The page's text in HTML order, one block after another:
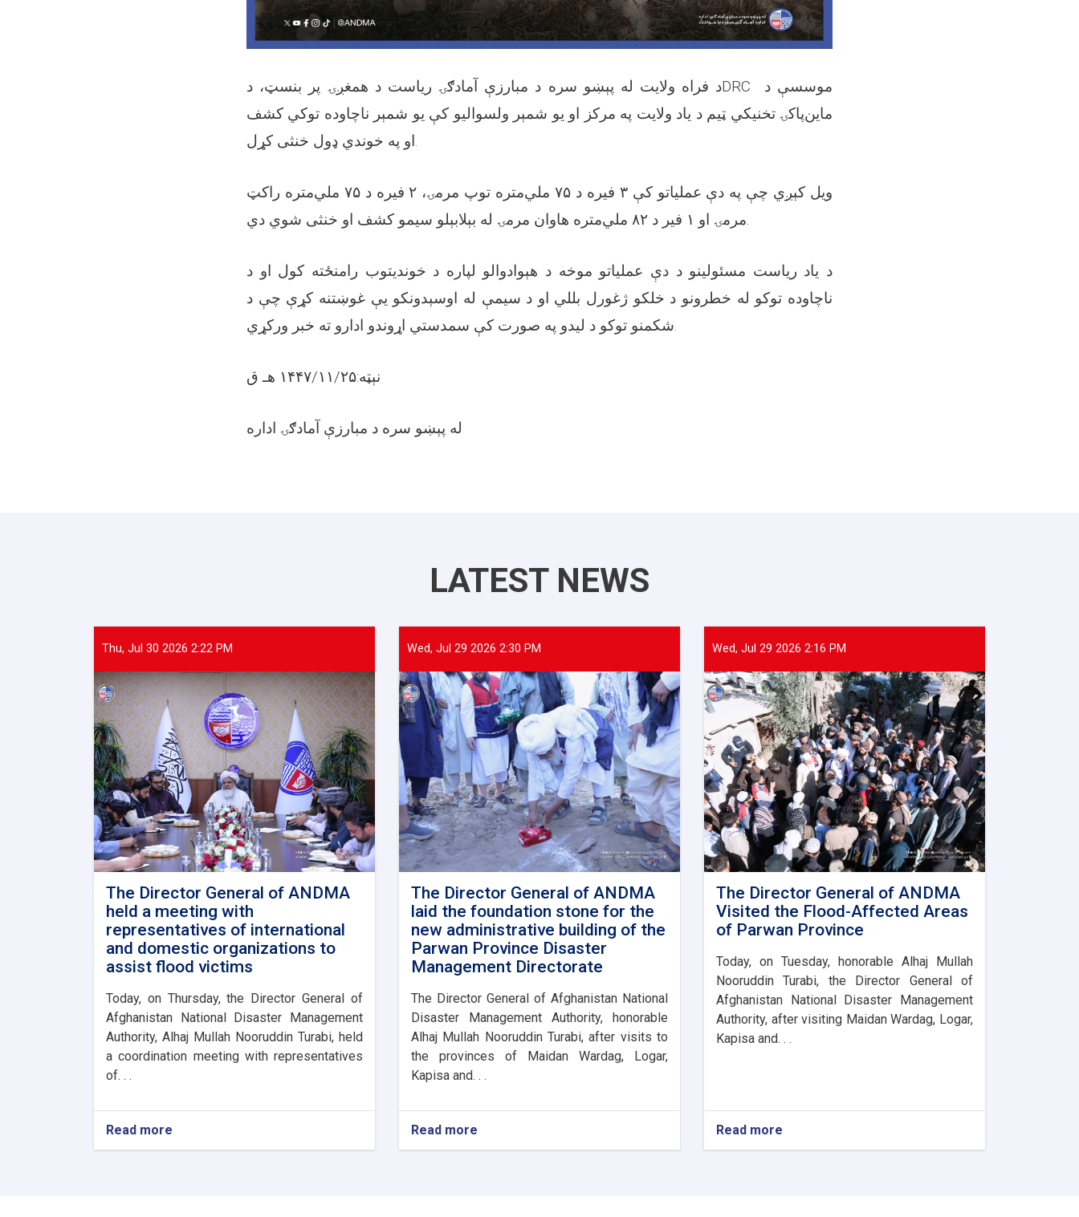
د فراه ولایت له پېښو سره د مبارزې آمادګۍ ریاست د همغږۍ پر بنسټ، دDRC موسسې د
ماین‌پاکۍ تخنیکي ټیم د یاد ولایت په مرکز او یو شمېر ولسوالیو کې یو شمېر ناچاوده توکي کشف
او په خوندي ډول خنثی کړل.
ویل کېږي چې په دې عملیاتو کې ۳ فیره د ۷۵ ملي‌متره توپ مرمۍ، ۲ فیره د ۷۵ ملي‌متره راکټ
مرمۍ او ۱ فیر د ۸۲ ملي‌متره هاوان مرمۍ له بېلابېلو سیمو کشف او خنثی شوي دي.
د یاد ریاست مسئولینو د دې عملیاتو موخه د هېوادوالو لپاره د خوندیتوب رامنځته کول او د
ناچاوده توکو له خطرونو د خلکو ژغورل بللي او د سیمې له اوسېدونکو یې غوښتنه کړې چې د
شکمنو توکو د لیدو په صورت کې سمدستي اړوندو ادارو ته خبر ورکړي.
نېټه:۱۴۴۷/۱۱/۲۵ هـ ق
له پېښو سره د مبارزې آمادګۍ اداره
LATEST NEWS
Thu, Jul 30 2026 2:22 PM
The Director General of ANDMA
held a meeting with
representatives of international
and domestic organizations to
assist flood victims
Today, on Thursday, the Director General of
Afghanistan National Disaster Management
Authority, Alhaj Mullah Nooruddin Turabi, held
a coordination meeting with representatives
of. . .
Read more
The
Wed, Jul 29 2026 2:30 PM
The Director General of ANDMA
laid the foundation stone for the
new administrative building of the
Parwan Province Disaster
Management Directorate
The Director General of Afghanistan National
Disaster Management Authority, honorable
Alhaj Mullah Nooruddin Turabi, after visits to
the provinces of Maidan Wardag, Logar,
Kapisa and. . .
Read more
The
Wed, Jul 29 2026 2:16 PM
The Director General of ANDMA
Visited the Flood-Affected Areas
of Parwan Province
Today, on Tuesday, honorable Alhaj Mullah
Nooruddin Turabi, the Director General of
Afghanistan National Disaster Management
Authority, after visiting Maidan Wardag, Logar,
Kapisa and. . .
Read more
The